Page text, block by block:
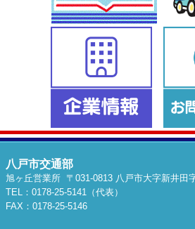
八戸市交通部
旭ヶ丘営業所 〒031-0813 八戸市大字新井田
TEL：0178-25-5141（代表）
FAX：0178-25-5146